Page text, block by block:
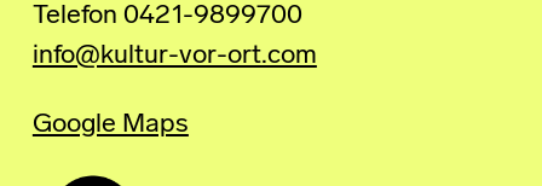
Telefon 0421-9899700
info@kultur-vor-ort.com
Google Maps